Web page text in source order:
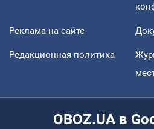
Реклама на сайте
Редакционная политика
OBOZ.UA в